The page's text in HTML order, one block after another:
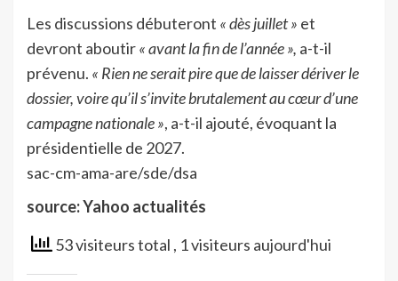
Les discussions débuteront « dès juillet » et
devront aboutir« avant la fin de l’année », a-t-il
prévenu. « Rien ne serait pire que de laisser dériver le
dossier, voire qu’il s’invite brutalement au cœur d’une
campagne nationale », a-t-il ajouté, évoquant la
présidentielle de 2027.
sac-cm-ama-are/sde/dsa
source: Yahoo actualités
53 visiteurs total , 1 visiteurs aujourd'hui